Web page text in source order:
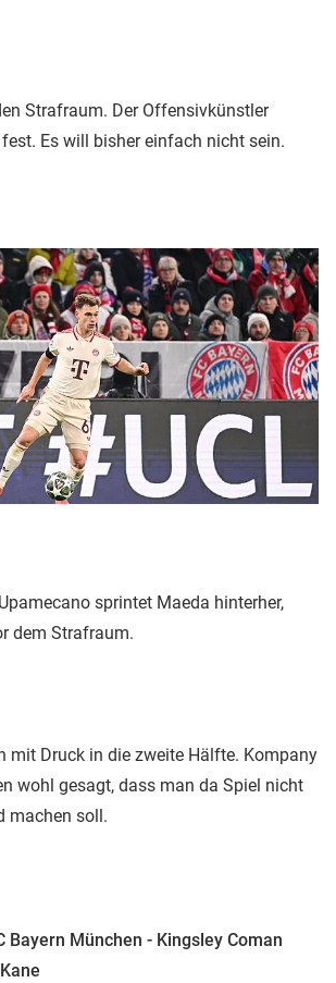
Strafraum. Der Offensivkünstler
Es will bisher einfach nicht sein.
sprintet Maeda hinterher,
dem Strafraum.
mit Druck in die zweite Hälfte. Kompany
wohl gesagt, dass man da Spiel nicht
machen soll.
Bayern München - Kingsley Coman